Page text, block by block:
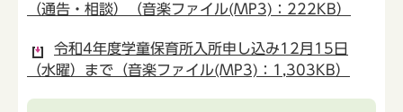
（通告・相談）（音楽ファイル(MP3)：222KB）
令和4年度学童保育所入所申し込み12月15日
（水曜）まで（音楽ファイル(MP3)：1,303KB）